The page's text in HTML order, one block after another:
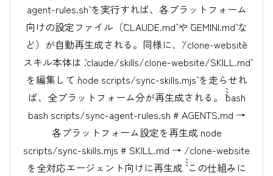
agent-rules.sh` を実行すれば、各プラットフォーム
向けの設定ファイル（`CLAUDE.md` や `GEMINI.md` な
ど）が自動再生成される。同様に、`/clone-website`
スキル本体は `.claude/skills/clone-website/SKILL.md`
を編集して `node scripts/sync-skills.mjs` を走らせれ
ば、全プラットフォーム分が再生成される。 ```bash
bash scripts/sync-agent-rules.sh # AGENTS.md →
各プラットフォーム設定を再生成 node
scripts/sync-skills.mjs # SKILL.md → /clone-website
を全対応エージェント向けに再生成 ``` この仕組みに